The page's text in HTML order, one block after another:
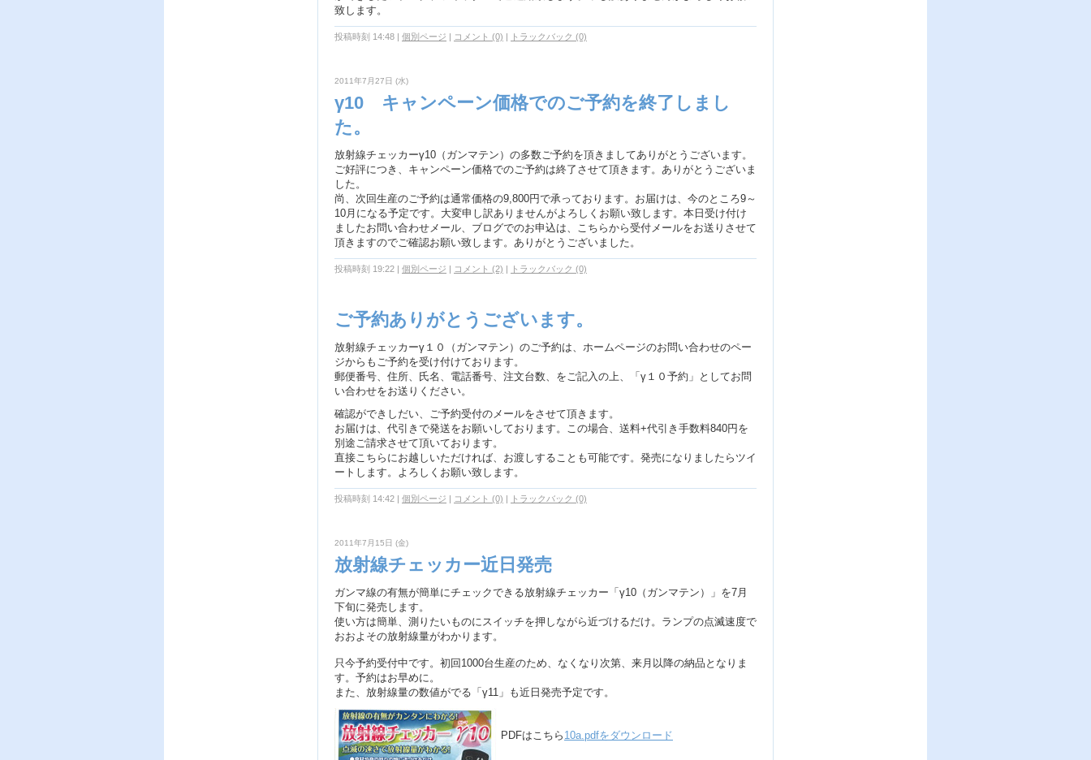
致します。
投稿時刻 14:48 | 個別ページ | コメント (0) | トラックバック (0)
2011年7月27日 (水)
γ10 キャンペーン価格でのご予約を終了しまし
た。
放射線チェッカーγ10（ガンマテン）の多数ご予約を頂きましてありがとうございます。
ご好評につき、キャンペーン価格でのご予約は終了させて頂きます。ありがとうございま
した。
尚、次回生産のご予約は通常価格の9,800円で承っております。お届けは、今のところ9～
10月になる予定です。大変申し訳ありませんがよろしくお願い致します。本日受け付け
ましたお問い合わせメール、ブログでのお申込は、こちらから受付メールをお送りさせて
頂きますのでご確認お願い致します。ありがとうございました。
投稿時刻 19:22 | 個別ページ | コメント (2) | トラックバック (0)
ご予約ありがとうございます。
放射線チェッカーγ１０（ガンマテン）のご予約は、ホームページのお問い合わせのペー
ジからもご予約を受け付けております。
郵便番号、住所、氏名、電話番号、注文台数、をご記入の上、「γ１０予約」としてお問
い合わせをお送りください。
確認ができしだい、ご予約受付のメールをさせて頂きます。
お届けは、代引きで発送をお願いしております。この場合、送料+代引き手数料840円を
別途ご請求させて頂いております。
直接こちらにお越しいただければ、お渡しすることも可能です。発売になりましたらツイ
ートします。よろしくお願い致します。
投稿時刻 14:42 | 個別ページ | コメント (0) | トラックバック (0)
2011年7月15日 (金)
放射線チェッカー近日発売
ガンマ線の有無が簡単にチェックできる放射線チェッカー「γ10（ガンマテン）」を7月
下旬に発売します。
使い方は簡単、測りたいものにスイッチを押しながら近づけるだけ。ランプの点滅速度で
おおよその放射線量がわかります。
只今予約受付中です。初回1000台生産のため、なくなり次第、来月以降の納品となりま
す。予約はお早めに。
また、放射線量の数値がでる「γ11」も近日発売予定です。
PDFはこちら 10a.pdfをダウンロード